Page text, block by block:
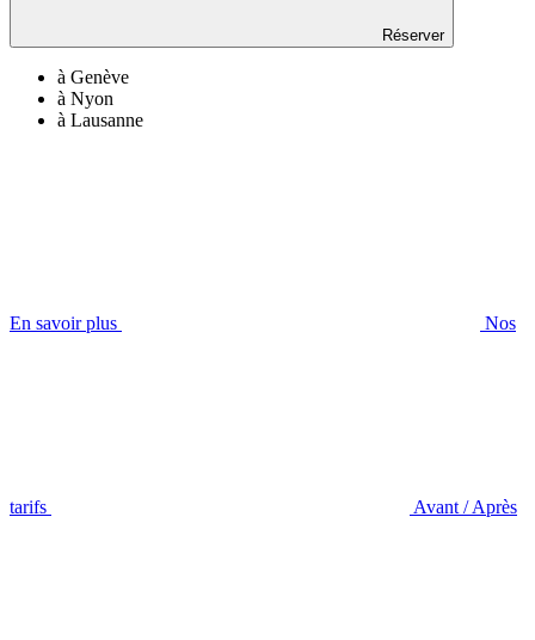
Réserver
à Genève
à Nyon
à Lausanne
En savoir plus Nos
tarifs Avant / Après